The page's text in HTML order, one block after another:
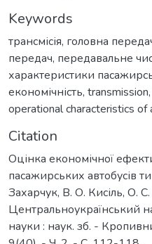
Keywords
трансмісія, головна
передач, передавальне
характеристики
економічність, transmission,
operational characteristics of
Citation
Оцінка економічної
пасажирських автобусів
Захарчук, В. О. Кисіль, О.
Центральноукраїнський
науки : наук. зб. -